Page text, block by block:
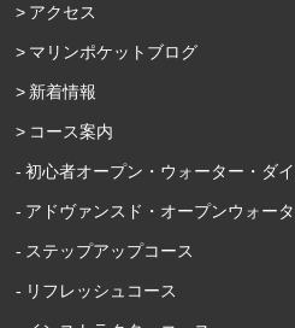
アクセス
マリンポケットブログ
新着情報
コース案内
初心者オープン・ウォーター・ダ
アドヴァンスド・オープンウォー
ステップアップコース
リフレッシュコース